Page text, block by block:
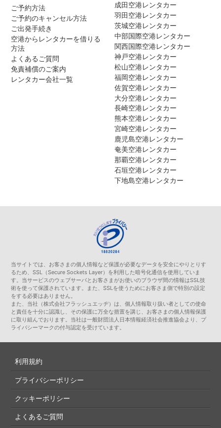
ご予約方法
ご予約のキャンセル方法
ご出発手続き
空港からレンタカーを借りる
方法
よくあるご質問
免責補償のご案内
レンタカー会社一覧
成田空港レンタカー
羽田空港レンタカー
茨城空港レンタカー
中部国際空港レンタカー
関西国際空港レンタカー
神戸空港レンタカー
松山空港レンタカー
福岡空港レンタカー
佐賀空港レンタカー
大分空港レンタカー
長崎空港レンタカー
熊本空港レンタカー
宮崎空港レンタカー
鹿児島空港レンタカー
奄美空港レンタカー
那覇空港レンタカー
石垣空港レンタカー
下地島空港レンタカー
当サイトでは、お客さまの個人情報など保護が必要なデータを安全にやりとりす
るため、SSL（Secure Sockets Layer）を利用した暗号化通信を使用していま
す。当サービスのウェブサーバとお客さまがお使いのブラウザ間の情報はSSL技
術を使って保護されています。また、SSLを使うためにお客さま側で特別の設定
をする必要はありません。
また、当社（株式会社フラッシュエッヂ）は、個人情報取り扱い者としての使命
と責任を十分に認識し、その保護に万全な措置を講じ、お客さまの個人情報保護
に取り組んでおります。当社は一般財団法人日本情報経済社会推進協会より、プ
ライバシーマークの付与認定を受けています。
利用規約
プライバシーポリシー
クッキーポリシー
よくあるご質問